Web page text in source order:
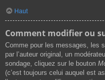
Haut
Comment modifier ou
Comme pour les messages, les
par l’auteur original, un
sondage, cliquez sur le bouton
(c’est toujours celui auquel est